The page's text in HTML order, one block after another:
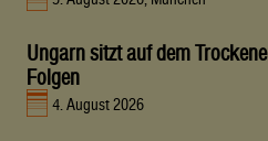
Ungarn sitzt auf dem
Folgen
4. August 2026